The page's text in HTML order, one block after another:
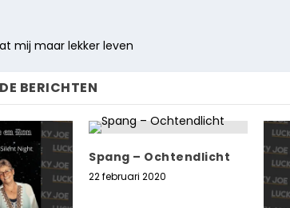
mij maar lekker leven
BERICHTEN
Spang – Ochtendlicht
22 februari 2020